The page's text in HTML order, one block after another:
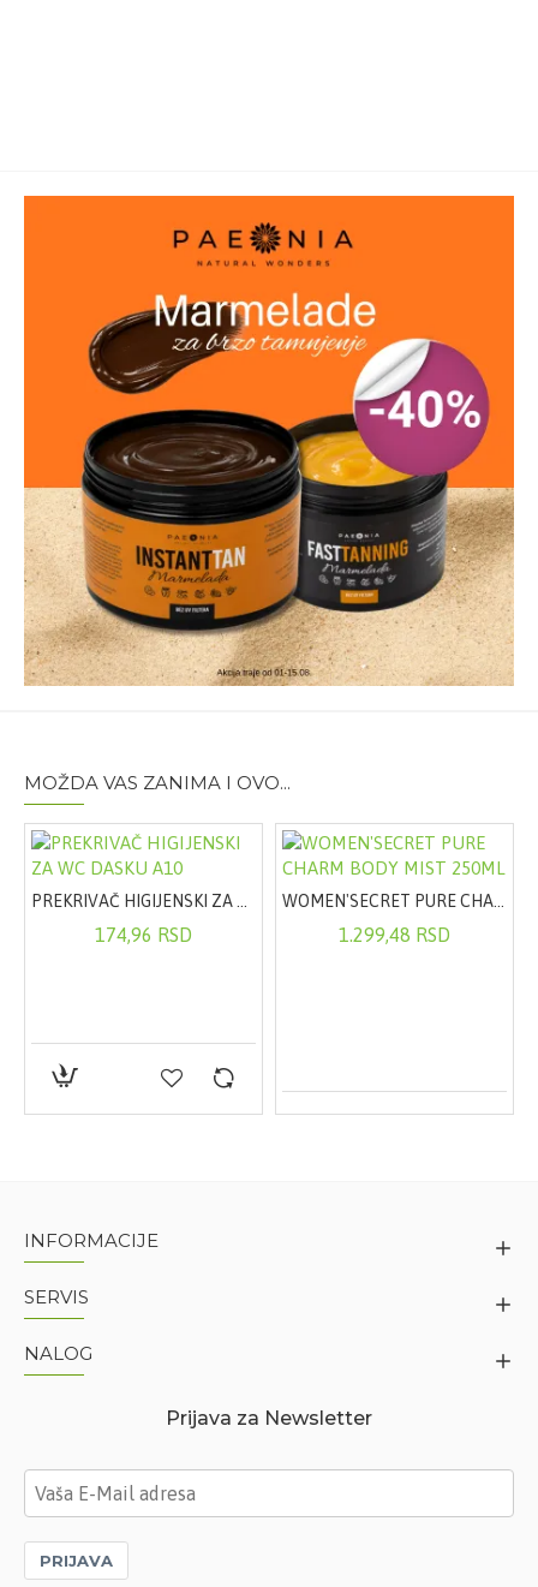
MOŽDA VAS ZANIMA I OVO...
174,96 RSD 1.299,48 RSD
INFORMACIJE
SERVIS
NALOG
Prijava za Newsletter
PRIJAVA